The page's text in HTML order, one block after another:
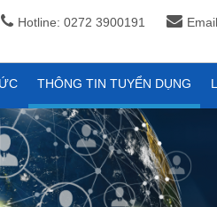
Hotline: 0272 3900191
THÔNG TIN TUYỂN DỤNG